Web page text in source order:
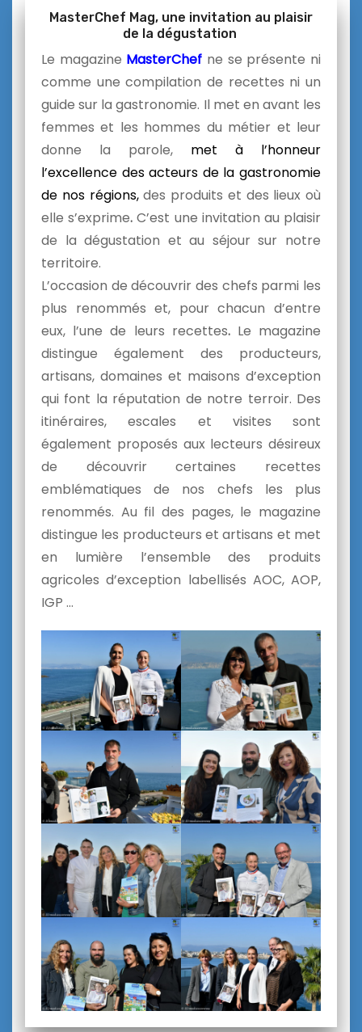
MasterChef Mag, une invitation au plaisir
de la dégustation
Le magazine MasterChef ne se présente ni
comme une compilation de recettes ni un
guide sur la gastronomie. Il met en avant les
femmes et les hommes du métier et leur
donne la parole, met à l’honneur
l’excellence des acteurs de la gastronomie
de nos régions,des produits et des lieux où
elle s’exprime. C’est une invitation au plaisir
de la dégustation et au séjour sur notre
territoire.
L’occasion de découvrir des chefs parmi les
plus renommés et, pour chacun d’entre
eux, l’une de leurs recettes. Le magazine
distingue également des producteurs,
artisans, domaines et maisons d’exception
qui font la réputation de notre terroir. Des
itinéraires, escales et visites sont
également proposés aux lecteurs désireux
de découvrir certaines recettes
emblématiques de nos chefs les plus
renommés. Au fil des pages, le magazine
distingue les producteurs et artisans et met
en lumière l’ensemble des produits
agricoles d’exception labellisés AOC, AOP,
IGP …